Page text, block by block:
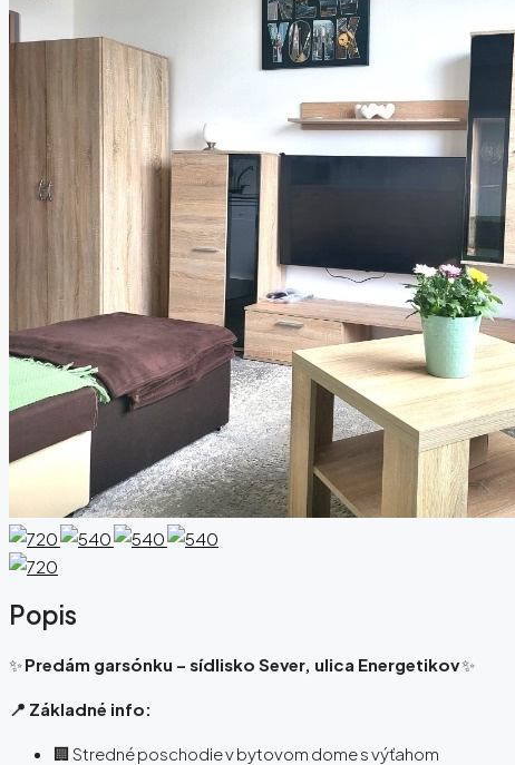
Popis
✨Predám garsónku – sídlisko Sever, ulica Energetikov✨
📍 Základné info:
🏢 Stredné poschodie v bytovom dome s výťahom